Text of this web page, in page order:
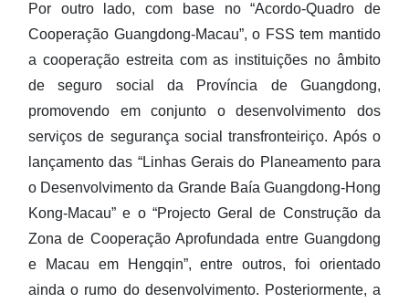
Por outro lado, com base no “Acordo-Quadro de
Cooperação Guangdong-Macau”, o FSS tem mantido
a cooperação estreita com as instituições no âmbito
de seguro social da Província de Guangdong,
promovendo em conjunto o desenvolvimento dos
serviços de segurança social transfronteiriço. Após o
lançamento das “Linhas Gerais do Planeamento para
o Desenvolvimento da Grande Baía Guangdong-Hong
Kong-Macau” e o “Projecto Geral de Construção da
Zona de Cooperação Aprofundada entre Guangdong
e Macau em Hengqin”, entre outros, foi orientado
ainda o rumo do desenvolvimento. Posteriormente, a